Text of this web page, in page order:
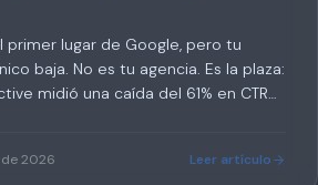
primer lugar de Google, pero tu
baja. No es tu agencia. Es la plaza:
midió una caída del 61% en CTR
hacer.
2026 Leer artículo